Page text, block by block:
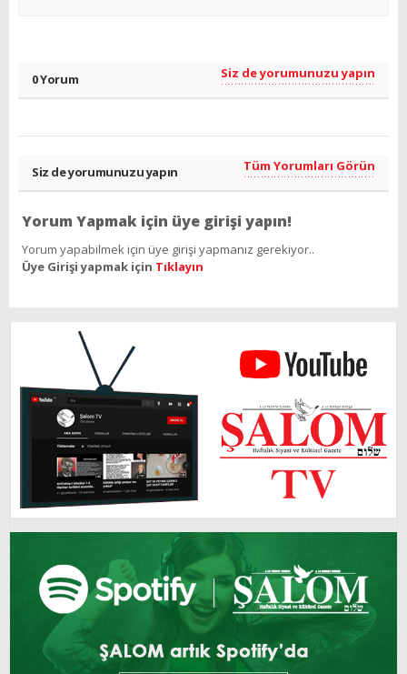
0 Yorum Siz de yorumunuzu yapın
Siz de yorumunuzu yapın Tüm Yorumları Görün
Yorum Yapmak için üye girişi yapın!
Yorum yapabilmek için üye girişi yapmanız gerekiyor..
Üye Girişi yapmak için Tıklayın